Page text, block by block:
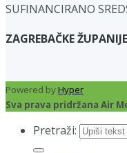
SUFINANCIRANO
ZAGREBAČKE ŽUPANIJE
Powered byHyper
Sva prava pridržana Air
Pretraži: